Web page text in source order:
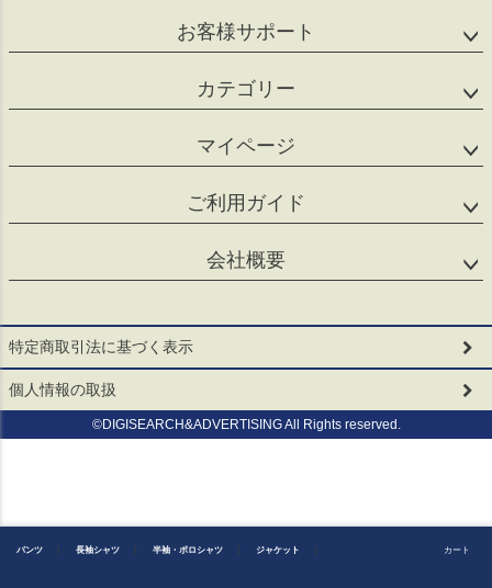
お客様サポート
カテゴリー
マイページ
ご利用ガイド
会社概要
特定商取引法に基づく表示
個人情報の取扱
©DIGISEARCH&ADVERTISING All Rights reserved.
パンツ 長袖シャツ 半袖・ポロシャツ ジャケット カート